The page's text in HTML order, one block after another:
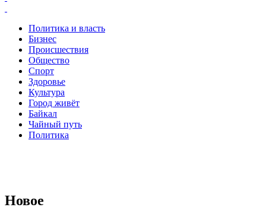
Политика и власть
Бизнес
Происшествия
Общество
Cпорт
Здоровье
Культура
Город живёт
Байкал
Чайный путь
Политика
Новое